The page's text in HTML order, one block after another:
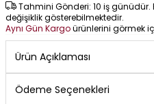
Tahmini Gönderi: 10 iş
değişiklik gösterebilmektedir.
Aynı Gün Kargoürünlerini görmek
Ürün Açıklaması
Ödeme Seçenekleri